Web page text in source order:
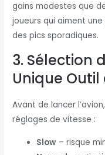
gains modestes que
joueurs qui aiment
des pics sporadiques.
3. Sélection
Unique Outil
Avant de lancer
réglages de vitesse :
Slow – risque